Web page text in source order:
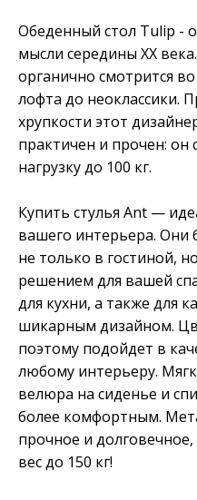
Обеденный стол Tulip -
мысли середины ХХ
органично смотрится
лофта до неоклассики.
хрупкости этот
практичен и прочен: он
нагрузку до 100 кг.
Купить стулья Ant —
вашего интерьера. Они
не только в гостиной,
решением для вашей
для кухни, а также для
шикарным дизайном.
поэтому подойдет в
любому интерьеру.
велюра на сиденье и
более комфортным.
прочное и
вес до 150 кг!